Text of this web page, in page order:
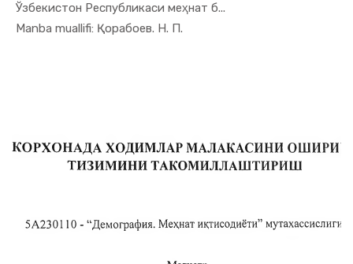
Ўзбекистон Республикаси меҳнат б...
Manba muallifi: Қорабоев. Н. П.
In Demogra...